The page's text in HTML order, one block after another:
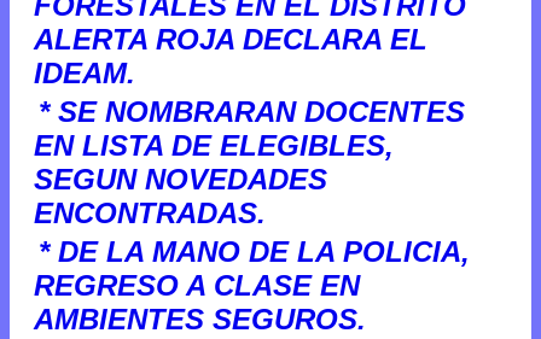
ALERTA ROJA DECLARA EL
IDEAM.
* SE NOMBRARAN DOCENTES
EN LISTA DE ELEGIBLES,
SEGUN NOVEDADES
ENCONTRADAS.
* DE LA MANO DE LA POLICIA,
REGRESO A CLASE EN
AMBIENTES SEGUROS.